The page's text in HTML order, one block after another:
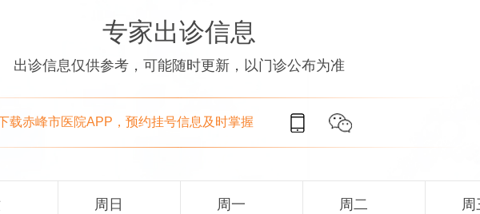
专家出诊信息
出诊信息仅供参考，可能随时更新，以门诊公布为准
载赤峰市医院APP，预约挂号信息及时掌握
周日
周一
周二
周